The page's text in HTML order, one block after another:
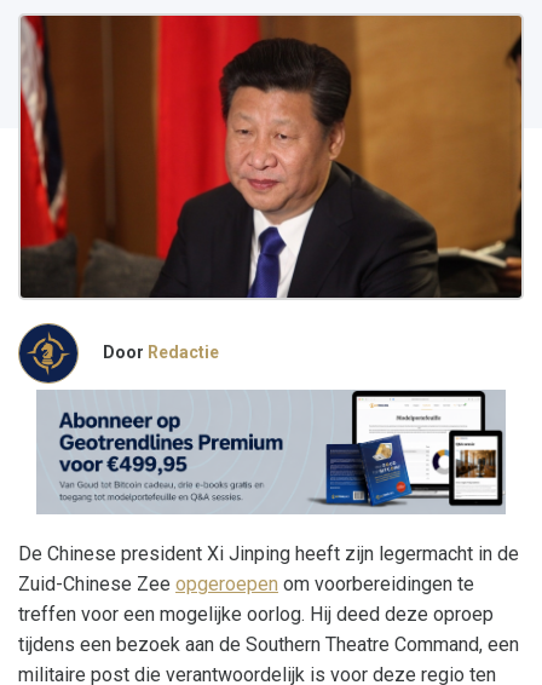
Door Redactie
De Chinese president Xi Jinping heeft zijn legermacht in de
Zuid-Chinese Zee opgeroepen om voorbereidingen te
treffen voor een mogelijke oorlog. Hij deed deze oproep
tijdens een bezoek aan de Southern Theatre Command, een
militaire post die verantwoordelijk is voor deze regio ten